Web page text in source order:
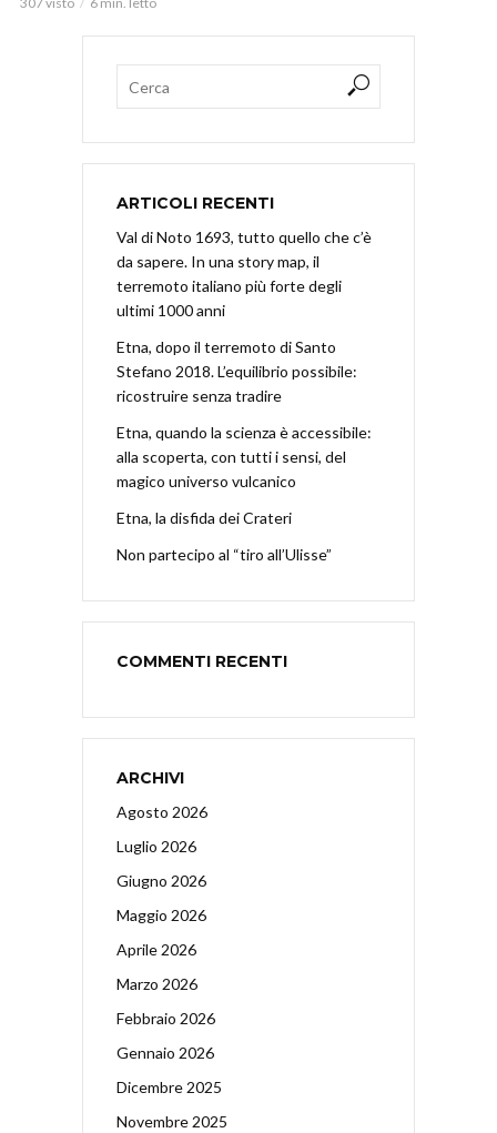
ARTICOLI RECENTI
Val di Noto 1693, tutto quello che c’è
da sapere. In una story map, il
terremoto italiano più forte degli
ultimi 1000 anni
Etna, dopo il terremoto di Santo
Stefano 2018. L’equilibrio possibile:
ricostruire senza tradire
Etna, quando la scienza è accessibile:
alla scoperta, con tutti i sensi, del
magico universo vulcanico
Etna, la disfida dei Crateri
Non partecipo al “tiro all’Ulisse”
COMMENTI RECENTI
ARCHIVI
Agosto 2026
Luglio 2026
Giugno 2026
Maggio 2026
Aprile 2026
Marzo 2026
Febbraio 2026
Gennaio 2026
Dicembre 2025
Novembre 2025